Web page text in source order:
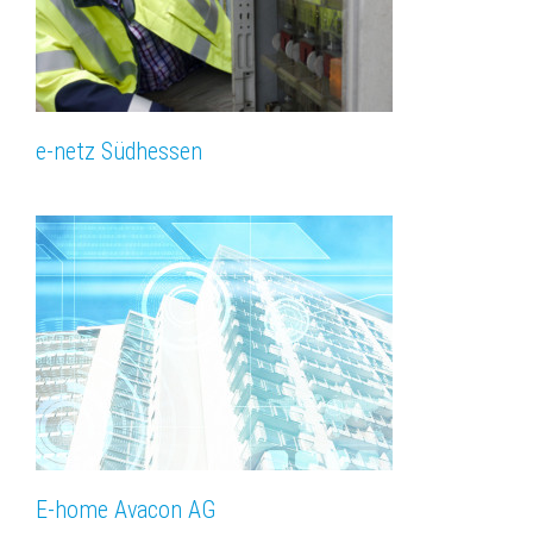
e-netz Südhessen
E-home Avacon AG